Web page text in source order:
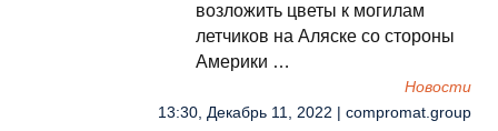
возложить цветы к могилам
летчиков на Аляске со стороны
Америки …
Новости
13:30, Декабрь 11, 2022 | compromat.group